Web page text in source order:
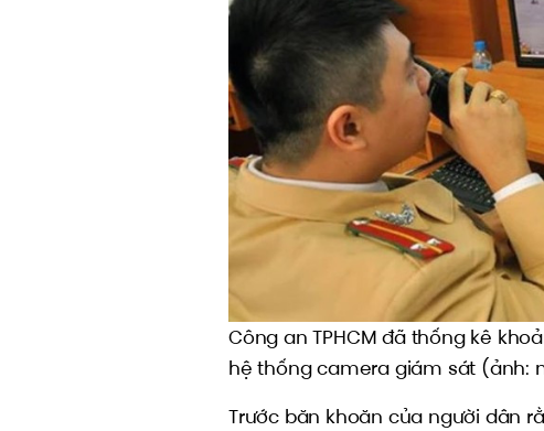
Công an TPHCM đã thống kê
hệ thống camera giám sát (ảnh:
Trước băn khoăn của người dân